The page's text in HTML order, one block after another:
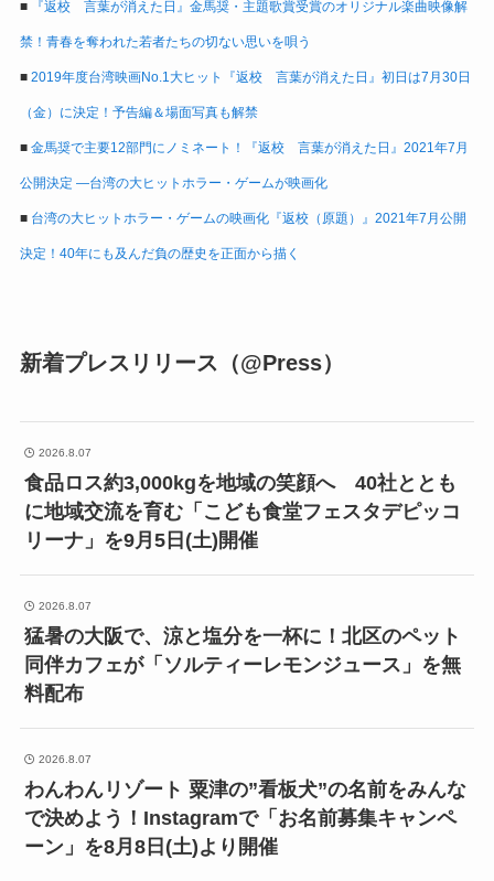
■ 『返校 言葉が消えた日』金馬奨・主題歌賞受賞のオリジナル楽曲映像解
禁！青春を奪われた若者たちの切ない思いを唄う
■ 2019年度台湾映画No.1大ヒット『返校 言葉が消えた日』初日は7月30日
（金）に決定！予告編＆場面写真も解禁
■ 金馬奨で主要12部門にノミネート！『返校 言葉が消えた日』2021年7月
公開決定 ―台湾の大ヒットホラー・ゲームが映画化
■ 台湾の大ヒットホラー・ゲームの映画化『返校（原題）』2021年7月公開
決定！40年にも及んだ負の歴史を正面から描く
新着プレスリリース（@Press）
2026.8.07
食品ロス約3,000kgを地域の笑顔へ 40社ととも
に地域交流を育む「こども食堂フェスタデピッコ
リーナ」を9月5日(土)開催
2026.8.07
猛暑の大阪で、涼と塩分を一杯に！北区のペット
同伴カフェが「ソルティーレモンジュース」を無
料配布
2026.8.07
わんわんリゾート 粟津の”看板犬”の名前をみんな
で決めよう！Instagramで「お名前募集キャンペ
ーン」を8月8日(土)より開催